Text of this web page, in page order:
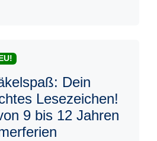
Dein
Lesezeichen!
9 bis 12 Jahren